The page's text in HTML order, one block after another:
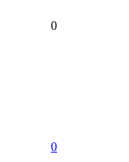
0
0